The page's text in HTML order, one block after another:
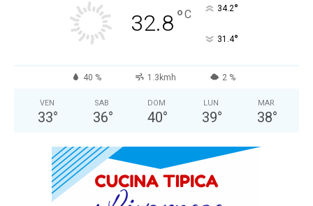
32.8°C 34.2°
31.4°
40 % 1.3kmh 2 %
VEN
33°
SAB
36°
DOM
40°
LUN
39°
MAR
38°